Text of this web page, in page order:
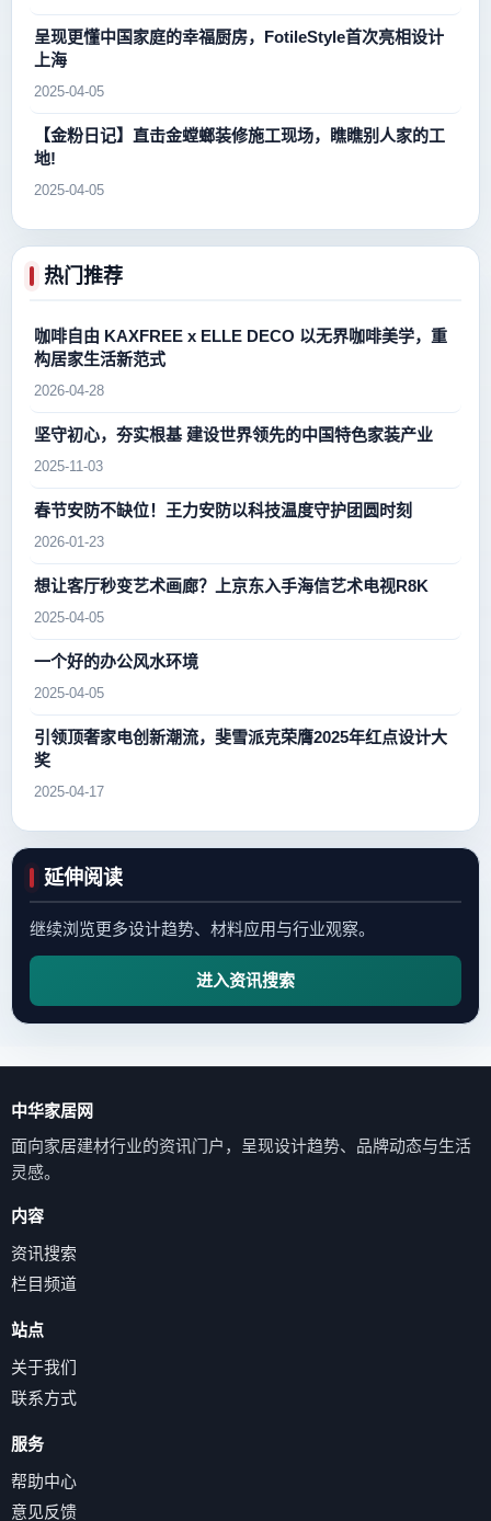
呈现更懂中国家庭的幸福厨房，FotileStyle首次亮相设计
上海
2025-04-05
【金粉日记】直击金螳螂装修施工现场，瞧瞧别人家的工
地!
2025-04-05
热门推荐
咖啡自由 KAXFREE x ELLE DECO 以无界咖啡美学，重
构居家生活新范式
2026-04-28
坚守初心，夯实根基 建设世界领先的中国特色家装产业
2025-11-03
春节安防不缺位！王力安防以科技温度守护团圆时刻
2026-01-23
想让客厅秒变艺术画廊？上京东入手海信艺术电视R8K
2025-04-05
一个好的办公风水环境
2025-04-05
引领顶奢家电创新潮流，斐雪派克荣膺2025年红点设计大
奖
2025-04-17
延伸阅读
继续浏览更多设计趋势、材料应用与行业观察。
进入资讯搜索
中华家居网
面向家居建材行业的资讯门户，呈现设计趋势、品牌动态与生活
灵感。
内容
资讯搜索
栏目频道
站点
关于我们
联系方式
服务
帮助中心
意见反馈